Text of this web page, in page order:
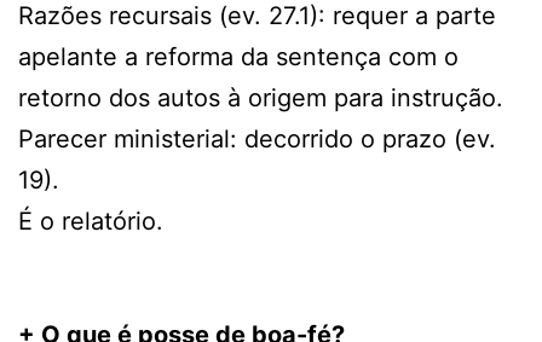
Razões recursais (ev. 27.1): requer a parte
apelante a reforma da sentença com o
retorno dos autos à origem para instrução.
Parecer ministerial: decorrido o prazo (ev.
19).
É o relatório.
+ O que é posse de boa-fé?